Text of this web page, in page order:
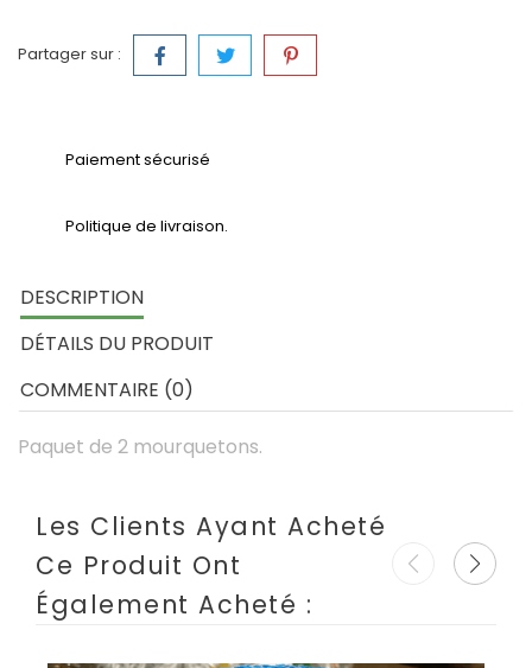
Partager sur :
Paiement sécurisé
Politique de livraison.
DESCRIPTION
DÉTAILS DU PRODUIT
COMMENTAIRE (0)
Paquet de 2 mourquetons.
Les Clients Ayant Acheté
Ce Produit Ont
Également Acheté :